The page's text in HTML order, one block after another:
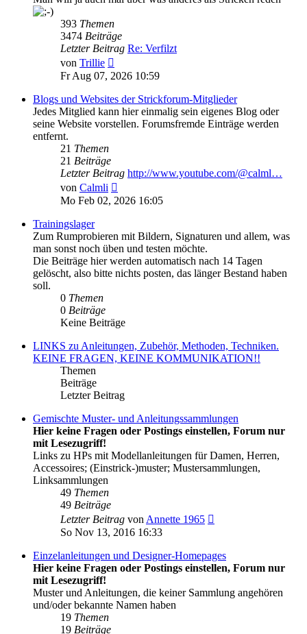
393 Themen
3474 Beiträge
Letzter Beitrag Re: Verfilzt
von Trillie
Beitrag
Fr Aug 07, 2026 10:59
Blogs und Websites der Strickforum-Mitglieder
Jedes Mitglied kann hier einmalig sein eigenes Blog oder
seine Website vorstellen. Forumsfremde Einträge werden
entfernt.
21 Themen
21 Beiträge
Letzter Beitrag http://www.youtube.com/@calml…
von Calmli
Beitrag
Mo Feb 02, 2026 16:05
Trainingslager
Zum Rumprobieren mit Bildern, Signaturen und allem, was
man sonst noch üben und testen möchte.
Die Beiträge hier werden automatisch nach 14 Tagen
gelöscht, also bitte nichts posten, das länger Bestand haben
soll.
0 Themen
0 Beiträge
Keine Beiträge
LINKS zu Anleitungen, Zubehör, Methoden, Techniken.
KEINE FRAGEN, KEINE KOMMUNIKATION!!
Themen
Beiträge
Letzter Beitrag
Gemischte Muster- und Anleitungssammlungen
Hier keine Fragen oder Postings einstellen, Forum nur
mit Lesezugriff!
Links zu HPs mit Modellanleitungen für Damen, Herren,
Accessoires; (Einstrick-)muster; Mustersammlungen,
Linksammlungen
49 Themen
49 Beiträge
Letzter Beitrag vonAnnette 1965
So Nov 13, 2016 16:33
Einzelanleitungen und Designer-Homepages
Hier keine Fragen oder Postings einstellen, Forum nur
mit Lesezugriff!
Muster und Anleitungen, die keiner Sammlung angehören
und/oder bekannte Namen haben
19 Themen
19 Beiträge